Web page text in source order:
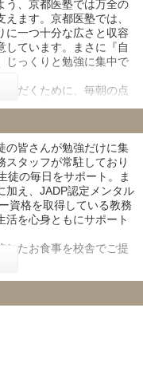
う、京都医塾では万全の
ます。京都医塾では、
に一つ十分な広さと収容
しています。まさに『自
じっくりと勉強に集中で
ただくために、毎朝の点
、通塾時の万が一の事
られていなければすぐさ
を確認させていただきま
、0時就寝を推奨してお
集中力を切らず走り抜け
の皆さんが勉強だけに集
スタッフが常駐しており
徒の毎日をサポート。ま
加え、JADP認定メンタル
資格を取得している教務
活を心身ともにサポート
したお食事を校舎でご提
れ京都での一人暮らし
ける住まいの提供ができ
家電も完備し、校舎か
、住み込みの寮母が見
いただける環境を整え